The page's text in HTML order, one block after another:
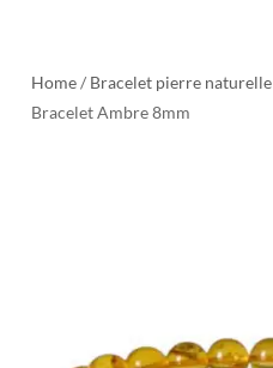
Home/ Bracelet pierre naturelle
Bracelet Ambre 8mm